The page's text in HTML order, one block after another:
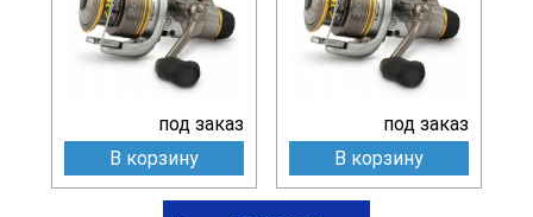
под заказ
В корзину
под заказ
В корзину